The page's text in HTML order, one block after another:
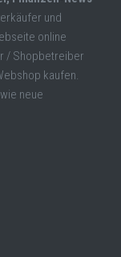
und
online
/ Shopbetreiber
kaufen.
neue